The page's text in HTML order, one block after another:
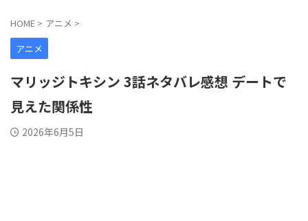
HOME > アニメ >
アニメ
マリッジトキシン 3話ネタバレ感想 デートで
見えた関係性
2026年6月5日